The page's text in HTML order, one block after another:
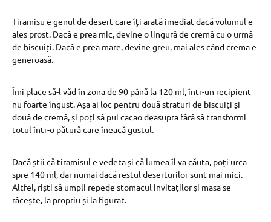
Tiramisu e genul de desert care îți arată imediat dacă volumul e
ales prost. Dacă e prea mic, devine o lingură de cremă cu o urmă
de biscuiți. Dacă e prea mare, devine greu, mai ales când crema e
generoasă.
Îmi place să-l văd în zona de 90 până la 120 ml, într-un recipient
nu foarte îngust. Așa ai loc pentru două straturi de biscuiți și
două de cremă, și poți să pui cacao deasupra fără să transformi
totul într-o pătură care îneacă gustul.
Dacă știi că tiramisul e vedeta și că lumea îl va căuta, poți urca
spre 140 ml, dar numai dacă restul deserturilor sunt mai mici.
Altfel, riști să umpli repede stomacul invitaților și masa se
răcește, la propriu și la figurat.